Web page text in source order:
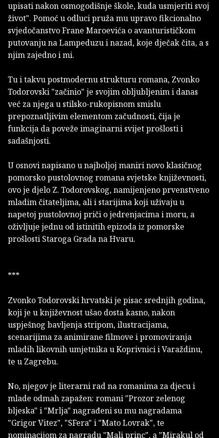
upisati nakon osmogodišnje škole, kuda usmjeriti svoj
život". Pomoć u odluci pruža mu upravo fikcionalno
svjedočanstvo Frane Maroevića o avanturističkom
putovanju na Lampeduzu i nazad, koje dječak čita, a s
njim zajedno i mi.
Tu i takvu postmodernu strukturu romana, Zvonko
Todorovski "začinio" je svojim obljubljenim i danas
već za njega u stilsko-rukopisnom smislu
prepoznatljivim elementom začudnosti, čija je
funkcija da poveže imaginarni svijet prošlosti i
sadašnjosti.
U osnovi napisano u najboljoj maniri novo klasičnog
pomorsko pustolovnog romana svjetske književnosti,
ovo je djelo Z. Todorovskog, namijenjeno prvenstveno
mladim čitateljima, ali i starijima koji uživaju u
napetoj pustolovnoj priči o jedrenjacima i moru, a
oživljuje jednu od istinitih epizoda iz pomorske
prošlosti Staroga Grada na Hvaru.
***
Zvonko Todorovski hrvatski je pisac srednjih godina,
koji je u književnost ušao dosta kasno, nakon
uspješnog bavljenja stripom, ilustracijama,
scenarijima za animirane filmove i promoviranja
mladih likovnih umjetnika u Koprivnici i Varaždinu,
te u Zagrebu.
No, njegov je literarni rad na romanima za djecu i
mlade odmah zapažen: romani "Prozor zelenog
bljeska" i "Mrlja" nagrađeni su mu nagradama
"Grigor Vitez", "SFera" i "Mato Lovrak", te
nominacijom za nagradu "Mali princ", a "Mirakul od